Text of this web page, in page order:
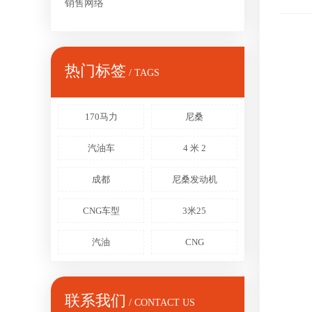
销售网络
热门标签 / TAGS
170马力 尼桑
汽油车 4 米 2
成都 尼桑发动机
CNG车型 3米25
汽油 CNG
联系我们 / CONTACT US